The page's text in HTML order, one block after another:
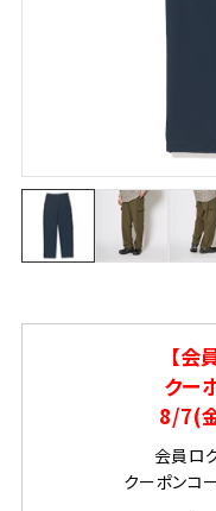
【会
クー
8/7(
会員ロ
クーポンコ